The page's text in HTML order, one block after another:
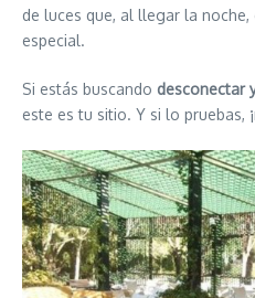
de luces que, al llegar la
especial.
Si estás buscando desconectar
este es tu sitio. Y si lo pruebas,